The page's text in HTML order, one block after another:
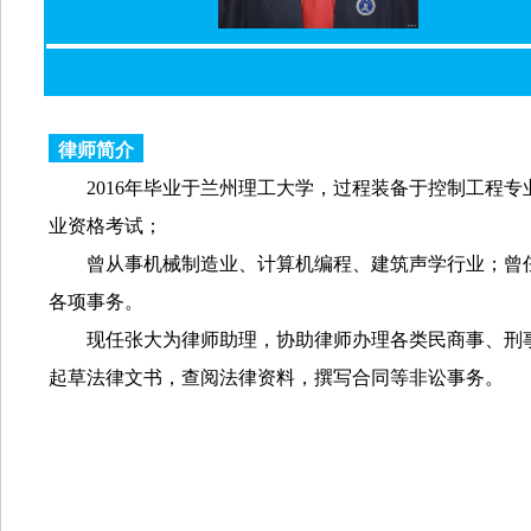
律师简介
2016年毕业于兰州理工大学，过程装备于控制工程专
业资格考试；
曾从事机械制造业、计算机编程、建筑声学行业；
各项事务。
现任张大为律师助理，协助律师办理各类民商事、刑
起草法律文书，查阅法律资料，撰写合同等非讼事务。